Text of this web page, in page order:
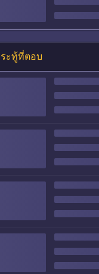
ะทู้ที่ตอบ